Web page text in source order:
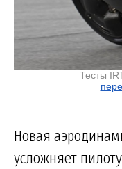
Тесты
Новая
усложняет